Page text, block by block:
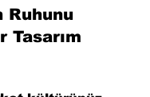
Ruhunu
Tasarım